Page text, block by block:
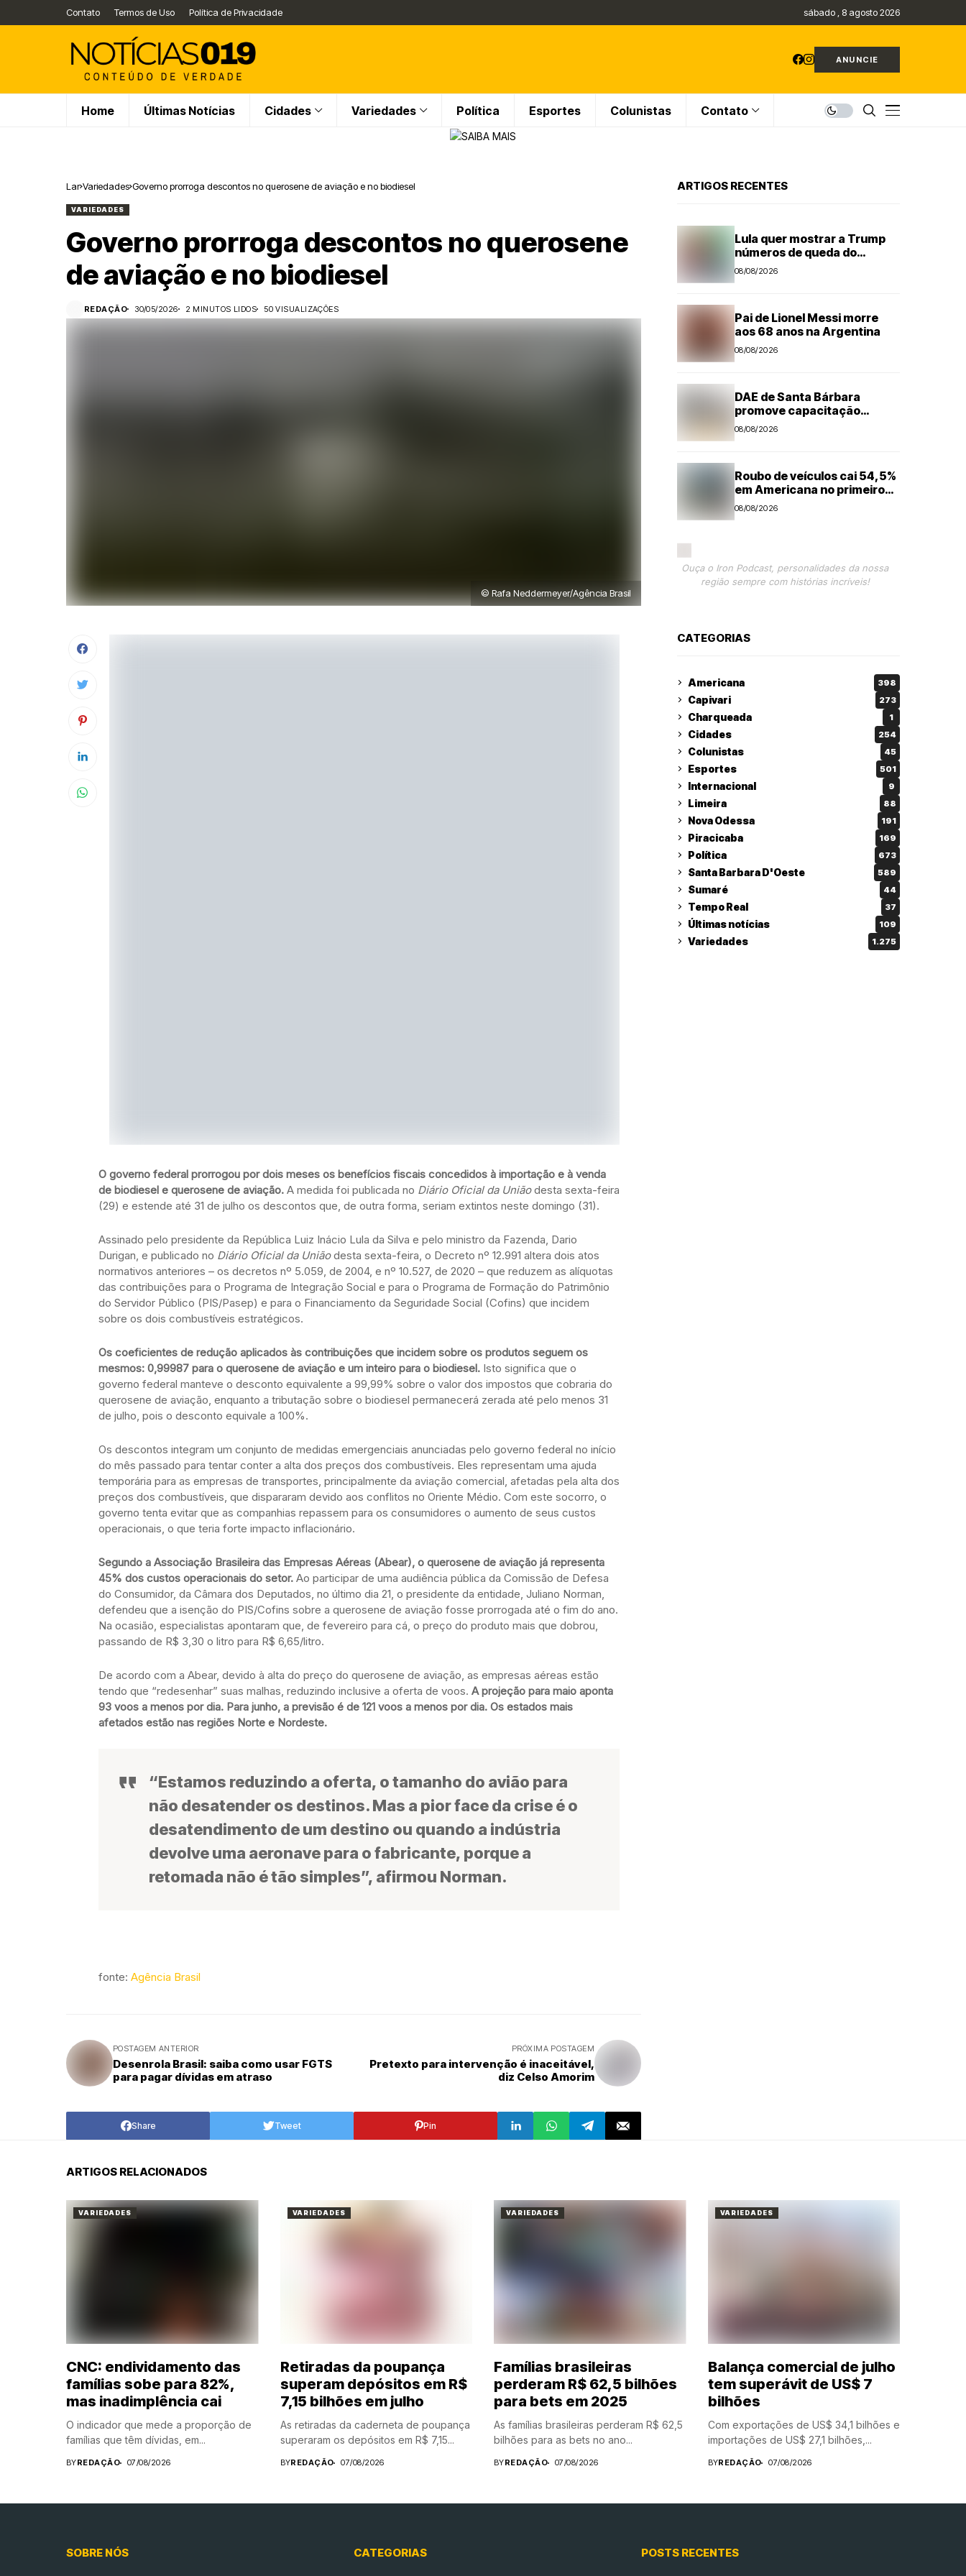
Contato Termos de Uso Política de Privacidade sábado , 8 agosto 2026
ANUNCIE
Home Últimas Notícias Cidades Variedades Política Esportes Colunistas Contato
Lar Variedades Governo prorroga descontos no querosene de aviação e no biodiesel
VARIEDADES
Governo prorroga descontos no querosene
de aviação e no biodiesel
REDAÇÃO 30/05/2026 2 MINUTOS LIDOS 50 VISUALIZAÇÕES
© Rafa Neddermeyer/Agência Brasil
O governo federal prorrogou por dois meses os benefícios fiscais concedidos à importação e à venda
de biodiesel e querosene de aviação. A medida foi publicada no Diário Oficial da Uniãodesta sexta-feira
(29) e estende até 31 de julho os descontos que, de outra forma, seriam extintos neste domingo (31).
Assinado pelo presidente da República Luiz Inácio Lula da Silva e pelo ministro da Fazenda, Dario
Durigan, e publicado no Diário Oficial da Uniãodesta sexta-feira, o Decreto nº 12.991 altera dois atos
normativos anteriores – os decretos nº 5.059, de 2004, e nº 10.527, de 2020 – que reduzem as alíquotas
das contribuições para o Programa de Integração Social e para o Programa de Formação do Patrimônio
do Servidor Público (PIS/Pasep) e para o Financiamento da Seguridade Social (Cofins) que incidem
sobre os dois combustíveis estratégicos.
Os coeficientes de redução aplicados às contribuições que incidem sobre os produtos seguem os
mesmos: 0,99987 para o querosene de aviação e um inteiro para o biodiesel. Isto significa que o
governo federal manteve o desconto equivalente a 99,99% sobre o valor dos impostos que cobraria do
querosene de aviação, enquanto a tributação sobre o biodiesel permanecerá zerada até pelo menos 31
de julho, pois o desconto equivale a 100%.
Os descontos integram um conjunto de medidas emergenciais anunciadas pelo governo federal no início
do mês passado para tentar conter a alta dos preços dos combustíveis. Eles representam uma ajuda
temporária para as empresas de transportes, principalmente da aviação comercial, afetadas pela alta dos
preços dos combustíveis, que dispararam devido aos conflitos no Oriente Médio. Com este socorro, o
governo tenta evitar que as companhias repassem para os consumidores o aumento de seus custos
operacionais, o que teria forte impacto inflacionário.
Segundo a Associação Brasileira das Empresas Aéreas (Abear), o querosene de aviação já representa
45% dos custos operacionais do setor. Ao participar de uma audiência pública da Comissão de Defesa
do Consumidor, da Câmara dos Deputados, no último dia 21, o presidente da entidade, Juliano Norman,
defendeu que a isenção do PIS/Cofins sobre a querosene de aviação fosse prorrogada até o fim do ano.
Na ocasião, especialistas apontaram que, de fevereiro para cá, o preço do produto mais que dobrou,
passando de R$ 3,30 o litro para R$ 6,65/litro.
De acordo com a Abear, devido à alta do preço do querosene de aviação, as empresas aéreas estão
tendo que “redesenhar” suas malhas, reduzindo inclusive a oferta de voos. A projeção para maio aponta
93 voos a menos por dia. Para junho, a previsão é de 121 voos a menos por dia. Os estados mais
afetados estão nas regiões Norte e Nordeste.
“Estamos reduzindo a oferta, o tamanho do avião para
não desatender os destinos. Mas a pior face da crise é o
desatendimento de um destino ou quando a indústria
devolve uma aeronave para o fabricante, porque a
retomada não é tão simples”, afirmou Norman.
fonte: Agência Brasil
POSTAGEM ANTERIOR
Desenrola Brasil: saiba como usar FGTS
para pagar dívidas em atraso
PRÓXIMA POSTAGEM
Pretexto para intervenção é inaceitável,
diz Celso Amorim
Share Tweet Pin
ARTIGOS RECENTES
Lula quer mostrar a Trump
números de queda do
desmatamento na Amazônia
08/08/2026
Pai de Lionel Messi morre
aos 68 anos na Argentina
08/08/2026
DAE de Santa Bárbara
promove capacitação
técnica e projeta economia
08/08/2026
Roubo de veículos cai 54,5%
em Americana no primeiro
semestre
08/08/2026
Ouça o Iron Podcast, personalidades da nossa
região sempre com histórias incríveis!
CATEGORIAS
Americana 398
Capivari 273
Charqueada 1
Cidades 254
Colunistas 45
Esportes 501
Internacional 9
Limeira 88
Nova Odessa 191
Piracicaba 169
Política 673
Santa Barbara D'Oeste 589
Sumaré 44
Tempo Real 37
Últimas notícias 109
Variedades 1.275
ARTIGOS RELACIONADOS
VARIEDADES
CNC: endividamento das
famílias sobe para 82%,
mas inadimplência cai
O indicador que mede a proporção de
famílias que têm dívidas, em...
BYREDAÇÃO 07/08/2026
VARIEDADES
Retiradas da poupança
superam depósitos em R$
7,15 bilhões em julho
As retiradas da caderneta de poupança
superaram os depósitos em R$ 7,15...
BYREDAÇÃO 07/08/2026
VARIEDADES
Famílias brasileiras
perderam R$ 62,5 bilhões
para bets em 2025
As famílias brasileiras perderam R$ 62,5
bilhões para as bets no ano...
BYREDAÇÃO 07/08/2026
VARIEDADES
Balança comercial de julho
tem superávit de US$ 7
bilhões
Com exportações de US$ 34,1 bilhões e
importações de US$ 27,1 bilhões,...
BYREDAÇÃO 07/08/2026
SOBRE NÓS CATEGORIAS POSTS RECENTES